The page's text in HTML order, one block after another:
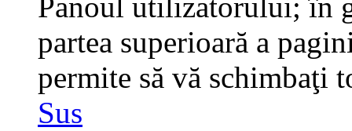
Panoul utilizatorului; în
partea superioară a
permite să vă schimbaţi
Sus